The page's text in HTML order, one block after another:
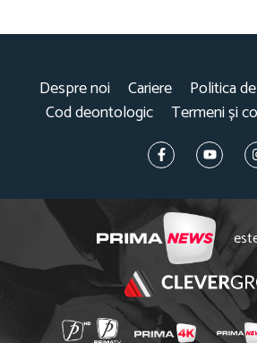
Despre noi Cariere
Politica
Cod deontologic
Termeni și